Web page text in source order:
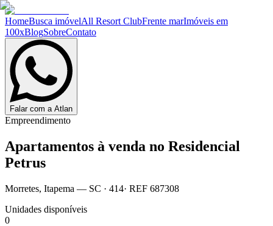
HomeBusca imóvelAll Resort ClubFrente marImóveis em
100xBlogSobreContato
Falar com a Atlan
Empreendimento
Apartamentos à venda no Residencial
Petrus
Morretes, Itapema — SC · 414· REF 687308
Unidades disponíveis
0